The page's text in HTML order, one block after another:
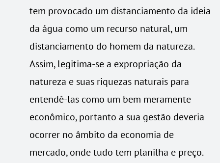
tem provocado um distanciamento da ideia
da água como um recurso natural, um
distanciamento do homem da natureza.
Assim, legitima-se a expropriação da
natureza e suas riquezas naturais para
entendê-las como um bem meramente
econômico, portanto a sua gestão deveria
ocorrer no âmbito da economia de
mercado, onde tudo tem planilha e preço.